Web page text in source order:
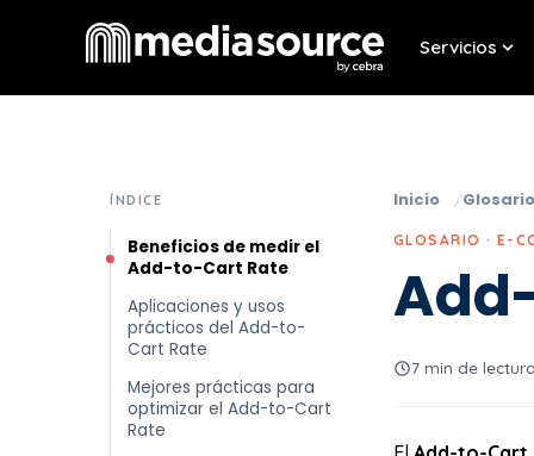
Servicios
ÍNDICE
Beneficios de medir el
Add-to-Cart Rate
Aplicaciones y usos
prácticos del Add-to-
Cart Rate
Mejores prácticas para
optimizar el Add-to-Cart
Rate
Inicio Glosario
GLOSARIO · E-
7 min de